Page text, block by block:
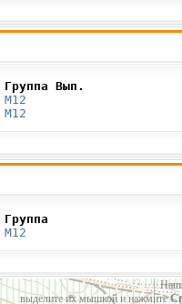
Вып.
М12
М12
М12
выделите их мышкой и нажмите